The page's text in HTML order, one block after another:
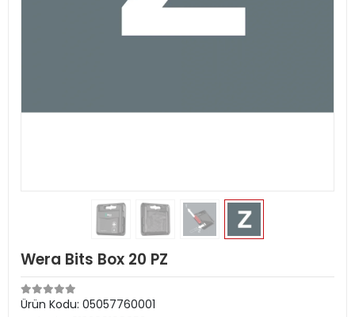
Wera Bits Box 20 PZ
Ürün Kodu: 05057760001